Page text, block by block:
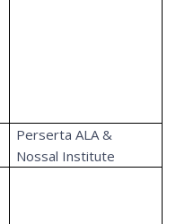
Perserta ALA &
Nossal Institute